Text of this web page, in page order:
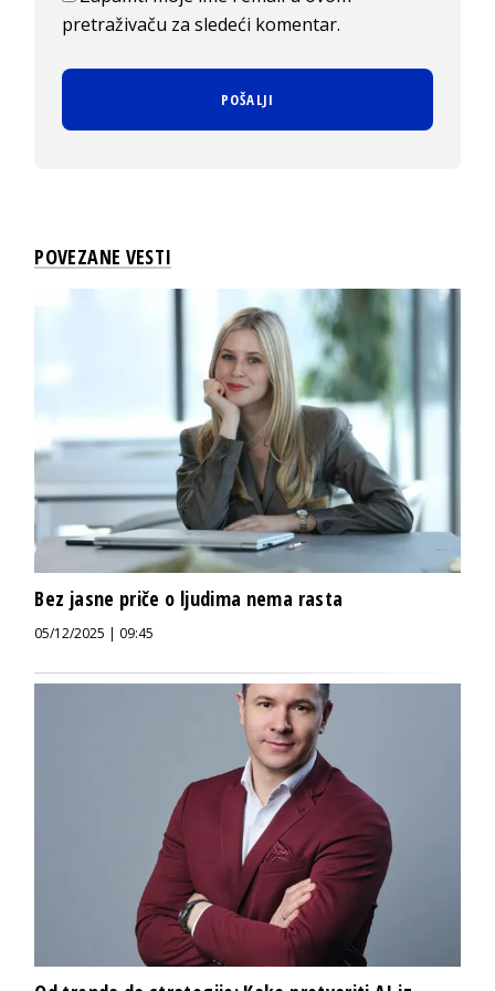
pretraživaču za sledeći komentar.
POVEZANE VESTI
Bez jasne priče o ljudima nema rasta
05/12/2025 | 09:45